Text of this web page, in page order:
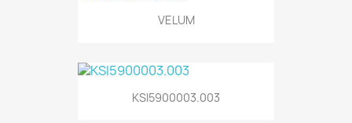
VELUM
KSI5900003.003